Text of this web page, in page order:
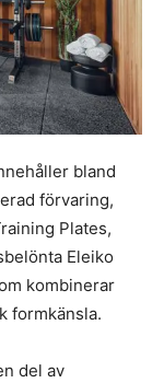
bland
förvaring,
Plates,
Eleiko
kombinerar
formkänsla.
del av